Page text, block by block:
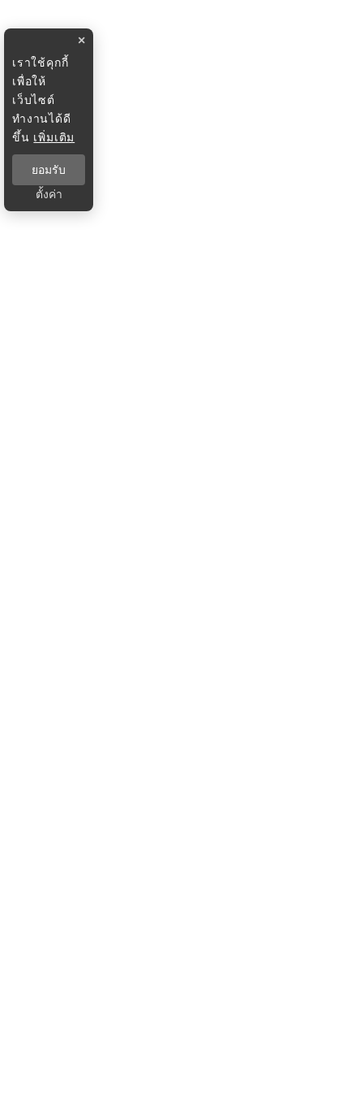
×
เราใช้คุกกี้
เพื่อให้
เว็บไซต์
ทำงานได้ดี
ขึ้น เพิ่มเติม
ยอมรับ
ตั้งค่า